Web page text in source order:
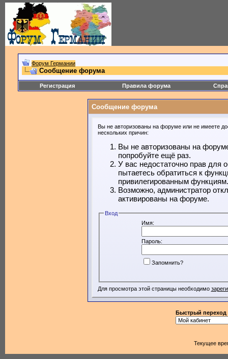
Форум Германии
Сообщение форума
Регистрация Правила форума
Сообщение форума
Вы не авторизованы на форуме или не имеете
нескольких причин:
Вы не авторизованы на
попробуйте ещё раз.
У вас недостаточно прав для
пытаетесь обратиться к
привилегированным функциям.
Возможно, администратор
активированы на форуме.
Вход
Имя:
Пароль:
Запомнить?
Для просмотра этой страницы необходимо
Быстрый переход
Текущее